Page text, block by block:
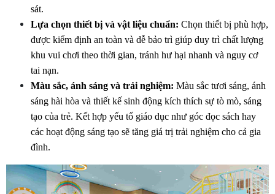
sát.
Lựa chọn thiết bị và vật liệu chuẩn: Chọn thiết bị phù hợp,
được kiểm định an toàn và dễ bảo trì giúp duy trì chất lượng
khu vui chơi theo thời gian, tránh hư hại nhanh và nguy cơ
tai nạn.
Màu sắc, ánh sáng và trải nghiệm: Màu sắc tươi sáng, ánh
sáng hài hòa và thiết kế sinh động kích thích sự tò mò, sáng
tạo của trẻ. Kết hợp yếu tố giáo dục như góc đọc sách hay
các hoạt động sáng tạo sẽ tăng giá trị trải nghiệm cho cả gia
đình.